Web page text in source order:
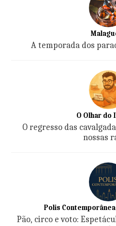
A temporada dos
O Olhar
O regresso das
nossas
Polis
Pão, circo e voto: